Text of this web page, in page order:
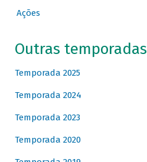
Ações
Outras temporadas
Temporada 2025
Temporada 2024
Temporada 2023
Temporada 2020